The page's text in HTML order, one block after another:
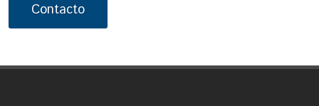
Contacto